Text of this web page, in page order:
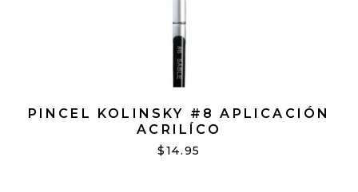
PINCEL KOLINSKY #8 APLICACIÓN
ACRILÍCO
$14.95